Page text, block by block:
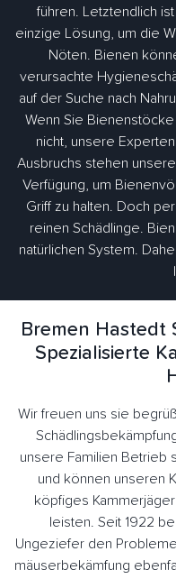
führen. Letztendlich
einzige Lösung, um die
Nöten. Bienen
verursachte
auf der Suche nach
Wenn Sie
nicht, unsere
Ausbruchs stehen
Verfügung, um
Griff zu halten. Doch
reinen Schädlinge.
natürlichen System.
Bremen Hastedt
Spezialisierte
Wir freuen uns sie
unsere Familien Betrieb
und können unseren
köpfiges
leisten. Seit 1922
Ungeziefer den
mäuserbekämfung